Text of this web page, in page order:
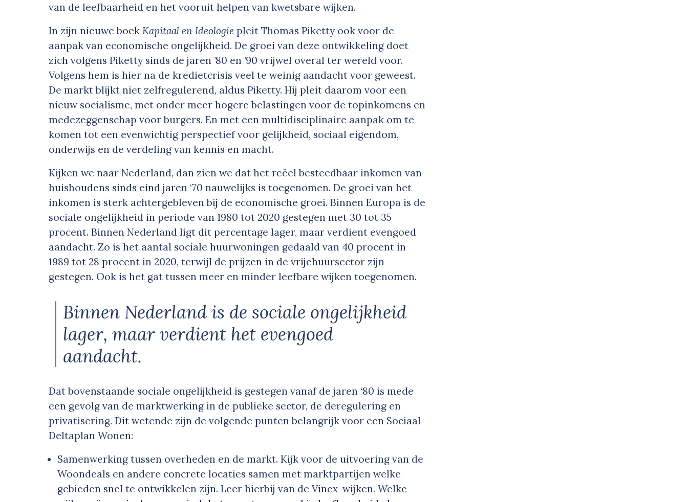
van de leefbaarheid en het vooruit helpen van kwetsbare wijken.
In zijn nieuwe boek Kapitaal en Ideologie pleit Thomas Piketty ook voor de
aanpak van economische ongelijkheid. De groei van deze ontwikkeling doet
zich volgens Piketty sinds de jaren ’80 en ’90 vrijwel overal ter wereld voor.
Volgens hem is hier na de kredietcrisis veel te weinig aandacht voor geweest.
De markt blijkt niet zelfregulerend, aldus Piketty. Hij pleit daarom voor een
nieuw socialisme, met onder meer hogere belastingen voor de topinkomens en
medezeggenschap voor burgers. En met een multidisciplinaire aanpak om te
komen tot een evenwichtig perspectief voor gelijkheid, sociaal eigendom,
onderwijs en de verdeling van kennis en macht.
Kijken we naar Nederland, dan zien we dat het reëel besteedbaar inkomen van
huishoudens sinds eind jaren ‘70 nauwelijks is toegenomen. De groei van het
inkomen is sterk achtergebleven bij de economische groei. Binnen Europa is de
sociale ongelijkheid in periode van 1980 tot 2020 gestegen met 30 tot 35
procent. Binnen Nederland ligt dit percentage lager, maar verdient evengoed
aandacht. Zo is het aantal sociale huurwoningen gedaald van 40 procent in
1989 tot 28 procent in 2020, terwijl de prijzen in de vrijehuursector zijn
gestegen. Ook is het gat tussen meer en minder leefbare wijken toegenomen.
Binnen Nederland is de sociale ongelijkheid
lager, maar verdient het evengoed
aandacht.
Dat bovenstaande sociale ongelijkheid is gestegen vanaf de jaren ‘80 is mede
een gevolg van de marktwerking in de publieke sector, de deregulering en
privatisering. Dit wetende zijn de volgende punten belangrijk voor een Sociaal
Deltaplan Wonen:
Samenwerking tussen overheden en de markt. Kijk voor de uitvoering van de
Woondeals en andere concrete locaties samen met marktpartijen welke
gebieden snel te ontwikkelen zijn. Leer hierbij van de Vinex-wijken. Welke